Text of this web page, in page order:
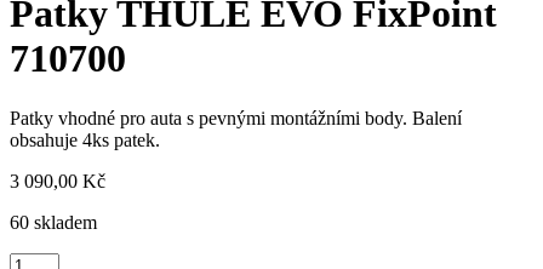
Patky THULE EVO FixPoint
710700
Patky vhodné pro auta s pevnými montážními body. Balení
obsahuje 4ks patek.
3 090,00 Kč
60 skladem
Patky